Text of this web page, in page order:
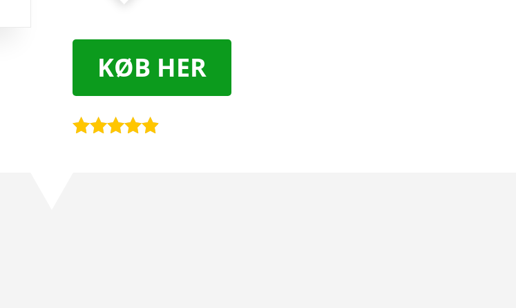
KØB HER